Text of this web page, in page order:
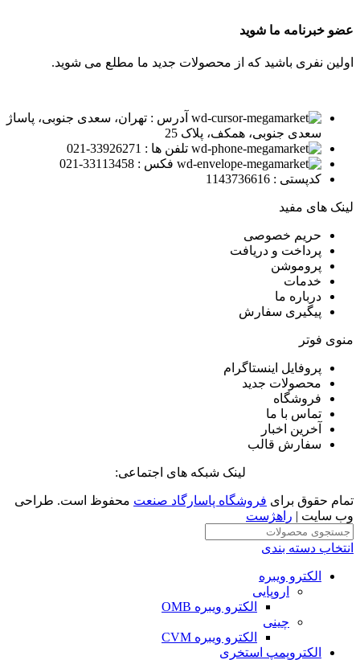
عضو خبرنامه ما شوید
اولین نفری باشید که از محصولات جدید ما مطلع می شوید.
آدرس : تهران، سعدی جنوبی، پاساژ
سعدی جنوبی، همکف، پلاک 25
تلفن ها : 33926271-021
فکس : 33113458-021
کدپستی : 1143736616
لینک های مفید
حریم خصوصی
پرداخت و دریافت
پروموشن
خدمات
درباره ما
پیگیری سفارش
منوی فوتر
پروفایل اینستاگرام
محصولات جدید
فروشگاه
تماس با ما
آخرین اخبار
سفارش قالب
لینک شبکه های اجتماعی:
تمام حقوق برای فروشگاه پاسارگاد صنعت محفوظ است. طراحی
وب سایت | راهژست
انتخاب دسته بندی
الکترو ویبره
اروپایی
الکترو ویبره OMB
چینی
الکترو ویبره CVM
الکتروپمپ استخری